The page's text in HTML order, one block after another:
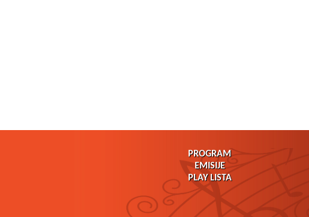
PROGRAM
EMISIJE
PLAY LISTA